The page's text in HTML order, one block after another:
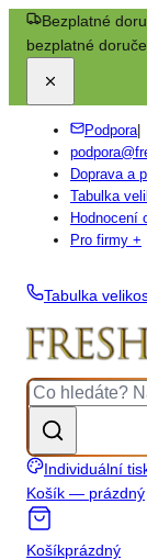
Bezplatné
bezplatné
Podpora|
Doprava a
Tabulka
Hodnocení
Pro firmy +
Tabulka
Individuální
Košík — prázdný
Košíkprázdný